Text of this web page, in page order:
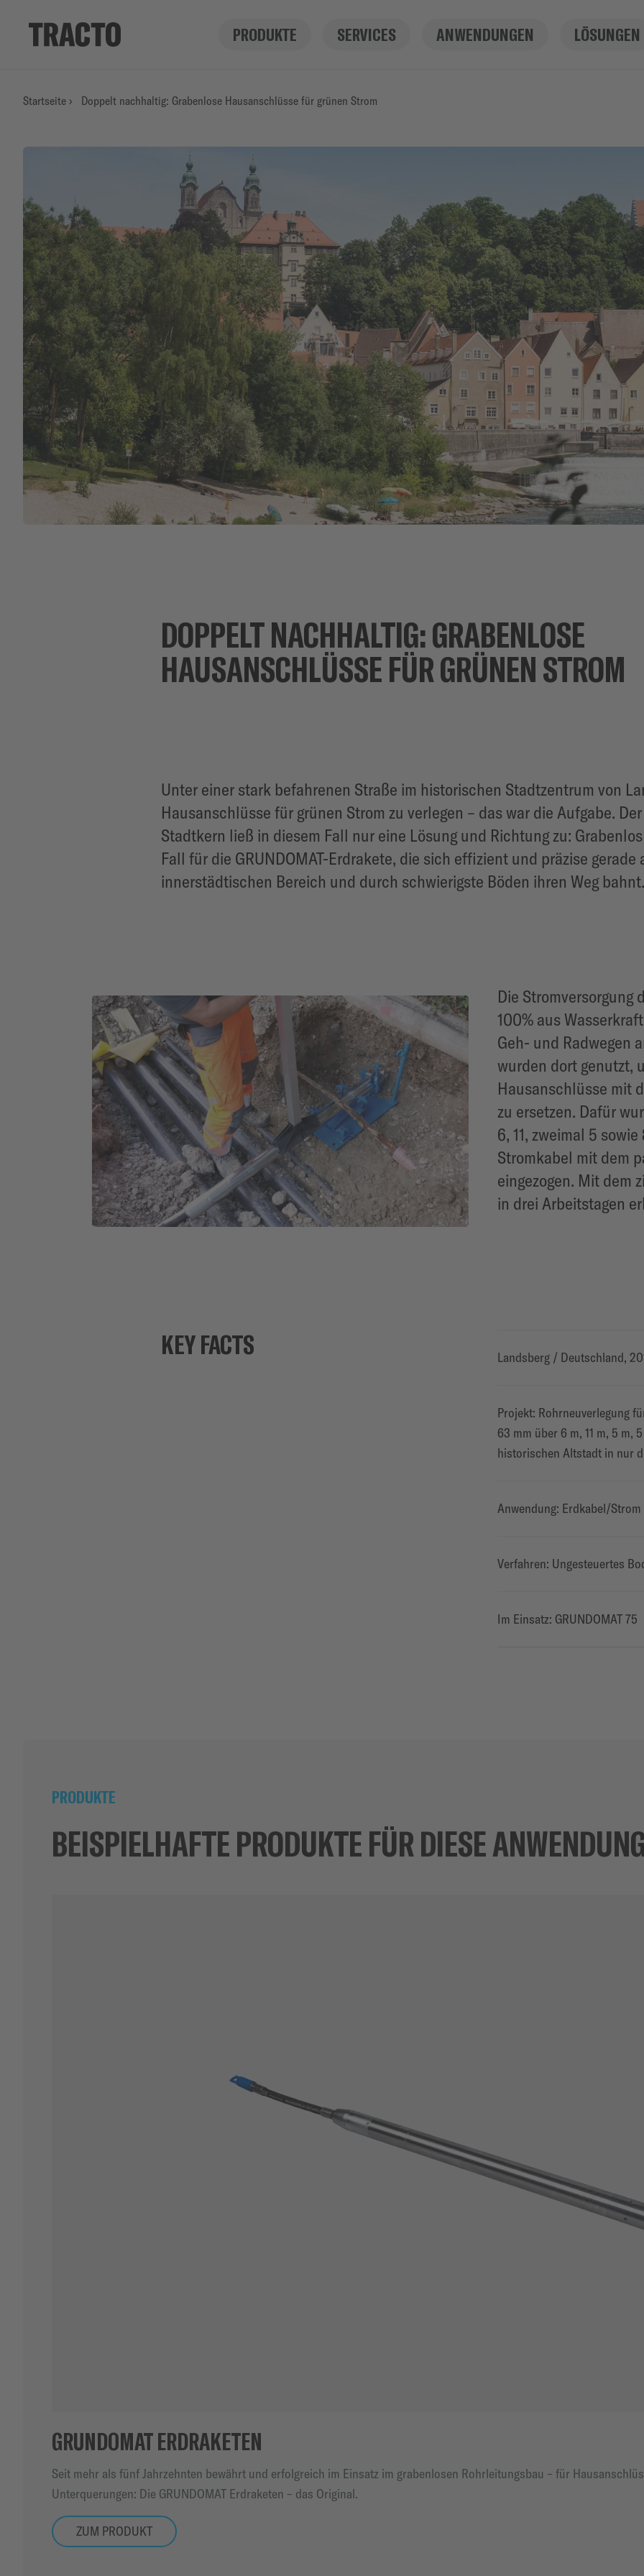
PRODUKTE SERVICES ANWENDUNGEN LÖSUNGEN
Startseite › Doppelt nachhaltig: Grabenlose Hausanschlüsse für grünen Strom
DOPPELT NACHHALTIG: GRABENLOSE
HAUSANSCHLÜSSE FÜR GRÜNEN STROM
Unter einer stark befahrenen Straße im historischen Stadtzentrum von
Hausanschlüsse für grünen Strom zu verlegen – das war die Aufgabe.
Stadtkern ließ in diesem Fall nur eine Lösung und Richtung zu:
Fall für die GRUNDOMAT-Erdrakete, die sich effizient und präzise gerade
innerstädtischen Bereich und durch schwierigste Böden ihren Weg bahnt.
Die Stromversorgung
100% aus
Geh- und Radwegen
wurden dort genutzt,
Hausanschlüsse mit
zu ersetzen. Dafür
6, 11, zweimal 5
Stromkabel mit dem
eingezogen. Mit dem
in drei Arbeitstagen
KEY FACTS Landsberg / Deutschland,
Projekt: Rohrneuverlegung
63 mm über 6 m, 11 m, 5 m,
historischen Altstadt in nur
Anwendung: Erdkabel/Strom
Verfahren: Ungesteuertes
Im Einsatz: GRUNDOMAT 75
PRODUKTE
BEISPIELHAFTE PRODUKTE FÜR DIESE
GRUNDOMAT ERDRAKETEN
Seit mehr als fünf Jahrzehnten bewährt und erfolgreich im Einsatz im grabenlosen Rohrleitungsbau – für
Unterquerungen: Die GRUNDOMAT Erdraketen – das Original.
ZUM PRODUKT